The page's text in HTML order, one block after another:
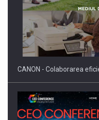
SAPTE PERSONALITATI
SI INSTITUTIONAL…
CANON - Colaborarea